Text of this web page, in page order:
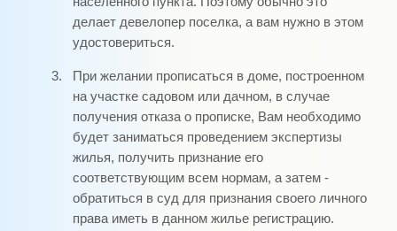
делает девелопер поселка, а вам нужно в этом
удостовериться.
3.
При желании прописаться в доме, построенном
на участке садовом или дачном, в случае
получения отказа о прописке, Вам необходимо
будет заниматься проведением экспертизы
жилья, получить признание его
соответствующим всем нормам, а затем -
обратиться в суд для признания своего личного
права иметь в данном жилье регистрацию.